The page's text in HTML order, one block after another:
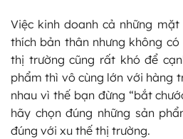
Việc kinh doanh cả những
thích bản thân nhưng không
thị trường cũng rất khó để
phẩm thì vô cùng lớn với hàng
nhau vì thế bạn đừng “bắt
hãy chọn đúng những sản
đúng với xu thế thị trường.